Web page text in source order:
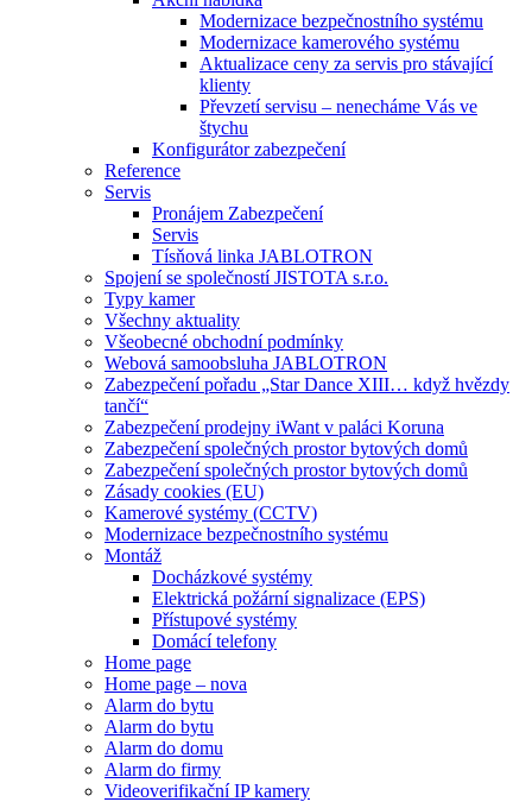
Modernizace bezpečnostního systému
Modernizace kamerového systému
Aktualizace ceny za servis pro stávající
klienty
Převzetí servisu – nenecháme Vás ve
štychu
Konfigurátor zabezpečení
Reference
Servis
Pronájem Zabezpečení
Servis
Tísňová linka JABLOTRON
Spojení se společností JISTOTA s.r.o.
Typy kamer
Všechny aktuality
Všeobecné obchodní podmínky
Webová samoobsluha JABLOTRON
Zabezpečení pořadu „Star Dance XIII… když hvězdy
tančí“
Zabezpečení prodejny iWant v paláci Koruna
Zabezpečení společných prostor bytových domů
Zabezpečení společných prostor bytových domů
Zásady cookies (EU)
Kamerové systémy (CCTV)
Modernizace bezpečnostního systému
Montáž
Docházkové systémy
Elektrická požární signalizace (EPS)
Přístupové systémy
Domácí telefony
Home page
Home page – nova
Alarm do bytu
Alarm do bytu
Alarm do domu
Alarm do firmy
Videoverifikační IP kamery